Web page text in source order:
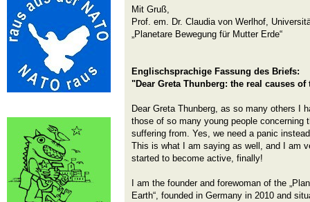
Mit Gruß,
Prof. em. Dr. Claudia von Werlhof,
„Planetare Bewegung für Mutter Erde“
Englischsprachige Fassung des Briefs:
"Dear Greta Thunberg: the real causes
Dear Greta Thunberg, as so many others I
those of so many young people concerning
suffering from. Yes, we need a panic
This is what I am saying as well, and I am
started to become active, finally!
I am the founder and forewoman of the
Earth“, founded in Germany in 2010 and